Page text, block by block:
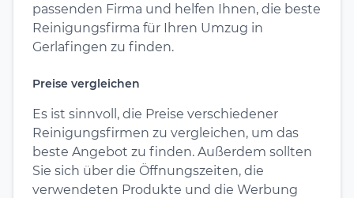
passenden Firma und helfen Ihnen, die beste
Reinigungsfirma für Ihren Umzug in
Gerlafingen zu finden.
Preise vergleichen
Es ist sinnvoll, die Preise verschiedener
Reinigungsfirmen zu vergleichen, um das
beste Angebot zu finden. Außerdem sollten
Sie sich über die Öffnungszeiten, die
verwendeten Produkte und die Werbung